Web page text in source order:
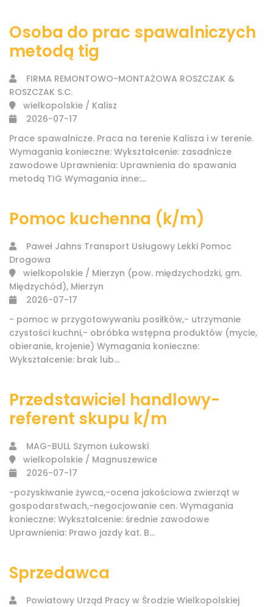
Osoba do prac spawalniczych
metodą tig
FIRMA REMONTOWO-MONTAŻOWA ROSZCZAK &
ROSZCZAK S.C.
wielkopolskie / Kalisz
2026-07-17
Prace spawalnicze. Praca na terenie Kalisza i w terenie.
Wymagania konieczne: Wykształcenie: zasadnicze
zawodowe Uprawnienia: Uprawnienia do spawania
metodą TIG Wymagania inne:...
Pomoc kuchenna (k/m)
Paweł Jahns Transport Usługowy Lekki Pomoc
Drogowa
wielkopolskie / Mierzyn (pow. międzychodzki, gm.
Międzychód), Mierzyn
2026-07-17
- pomoc w przygotowywaniu posiłków,- utrzymanie
czystości kuchni,- obróbka wstępna produktów (mycie,
obieranie, krojenie) Wymagania konieczne:
Wykształcenie: brak lub...
Przedstawiciel handlowy-
referent skupu k/m
MAG-BULL Szymon Łukowski
wielkopolskie / Magnuszewice
2026-07-17
-pozyskiwanie żywca,-ocena jakościowa zwierząt w
gospodarstwach,-negocjowanie cen. Wymagania
konieczne: Wykształcenie: średnie zawodowe
Uprawnienia: Prawo jazdy kat. B...
Sprzedawca
Powiatowy Urząd Pracy w Środzie Wielkopolskiej